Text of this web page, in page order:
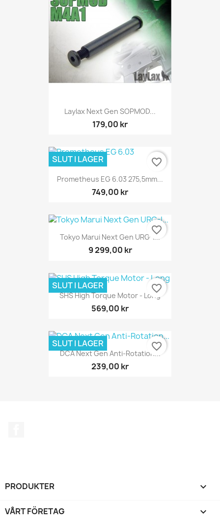
Laylax Next Gen SOPMOD...
179,00 kr
Prometheus EG 6.03 275,5mm...
749,00 kr
SLUT I LAGER favorite_border
Tokyo Marui Next Gen URG-I...
9 299,00 kr
favorite_border
SHS High Torque Motor - Long
569,00 kr
SLUT I LAGER favorite_border
DCA Next Gen Anti-Rotation...
239,00 kr
SLUT I LAGER favorite_border
PRODUKTER 
VÅRT FÖRETAG 